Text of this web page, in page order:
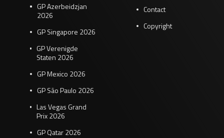
GP Azerbeidzjan
2026
GP Singapore 2026
GP Verenigde
Staten 2026
GP Mexico 2026
GP São Paulo 2026
Las Vegas Grand
Prix 2026
GP Qatar 2026
Contact
Copyright